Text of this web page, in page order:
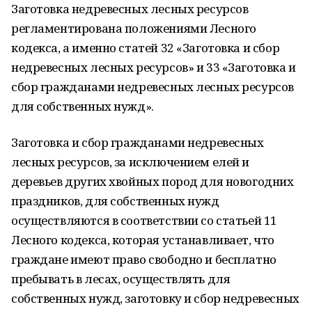
Заготовка недревесных лесных ресурсов
регламентирована положениями Лесного
кодекса, а именно статей 32 «Заготовка и сбор
недревесных лесных ресурсов» и 33 «Заготовка и
сбор гражданами недревесных лесных ресурсов
для собственных нужд».
Заготовка и сбор гражданами недревесных
лесных ресурсов, за исключением елей и
деревьев других хвойных пород для новогодних
праздников, для собственных нужд
осуществляются в соответствии со статьей 11
Лесного кодекса, которая устанавливает, что
граждане имеют право свободно и бесплатно
пребывать в лесах, осуществлять для
собственных нужд, заготовку и сбор недревесных